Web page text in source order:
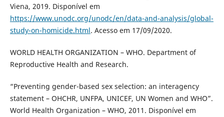
Viena, 2019. Disponível em
https://www.unodc.org/unodc/en/data-and-analysis/global-
study-on-homicide.html. Acesso em 17/09/2020.
WORLD HEALTH ORGANIZATION – WHO. Department of
Reproductive Health and Research.
“Preventing gender-based sex selection: an interagency
statement – OHCHR, UNFPA, UNICEF, UN Women and WHO”.
World Health Organization – WHO, 2011. Disponível em